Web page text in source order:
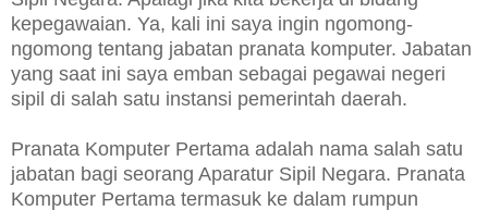
kepegawaian. Ya, kali ini saya ingin ngomong-
ngomong tentang jabatan pranata komputer. Jabatan
yang saat ini saya emban sebagai pegawai negeri
sipil di salah satu instansi pemerintah daerah.
Pranata Komputer Pertama adalah nama salah satu
jabatan bagi seorang Aparatur Sipil Negara. Pranata
Komputer Pertama termasuk ke dalam rumpun